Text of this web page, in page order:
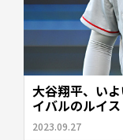
大谷翔平、い
イバルのルイ
2023.09.27